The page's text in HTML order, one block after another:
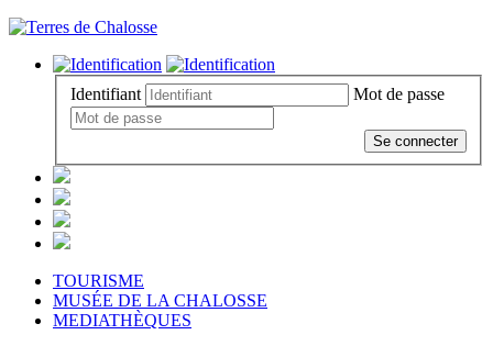
Identifiant Mot de passe
Se connecter
TOURISME
MUSÉE DE LA CHALOSSE
MEDIATHÈQUES